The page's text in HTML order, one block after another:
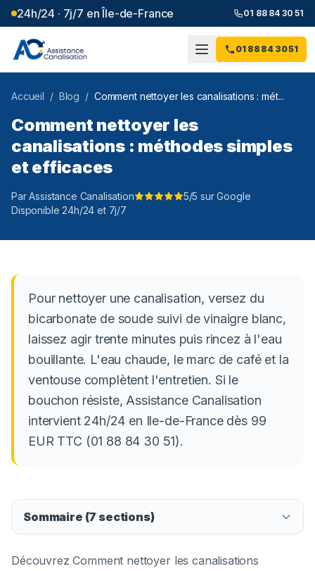
24h/24 · 7j/7 en Île-de-France 01 88 84 30 51
01 88 84 30 51
Accueil / Blog / Comment nettoyer les canalisations : mét...
Comment nettoyer les
canalisations : méthodes simples
et efficaces
Par Assistance Canalisation
5/5 sur Google
Disponible 24h/24 et 7j/7
Pour nettoyer une canalisation, versez du
bicarbonate de soude suivi de vinaigre blanc,
laissez agir trente minutes puis rincez à l'eau
bouillante. L'eau chaude, le marc de café et la
ventouse complètent l'entretien. Si le
bouchon résiste, Assistance Canalisation
intervient 24h/24 en Ile-de-France dès 99
EUR TTC (01 88 84 30 51).
Sommaire (7 sections)
Découvrez Comment nettoyer les canalisations